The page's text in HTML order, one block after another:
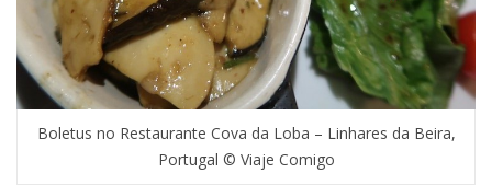
Boletus no Restaurante Cova da Loba – Linhares da Beira,
Portugal © Viaje Comigo